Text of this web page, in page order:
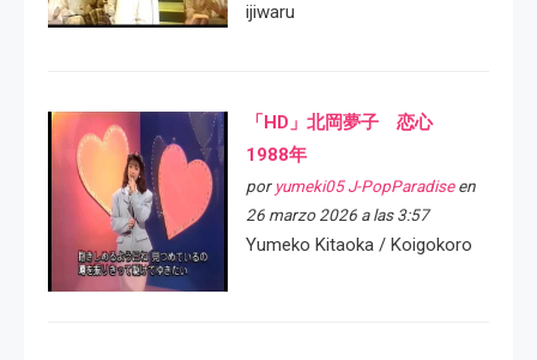
ijiwaru
「HD」北岡夢子 恋心
1988年
por yumeki05 J-PopParadiseen
26 marzo 2026 a las 3:57
Yumeko Kitaoka / Koigokoro